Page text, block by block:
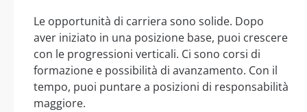
Le opportunità di carriera sono solide. Dopo
aver iniziato in una posizione base, puoi crescere
con le progressioni verticali. Ci sono corsi di
formazione e possibilità di avanzamento. Con il
tempo, puoi puntare a posizioni di responsabilità
maggiore.